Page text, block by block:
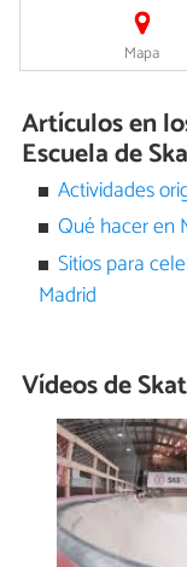
Mapa
Artículos en
Escuela de
Actividades
Qué hacer en
Sitios para
Madrid
Vídeos de